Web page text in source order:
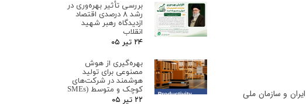
و سازمان ملی
بررسی تأثیر بهره‌وری در
رشد ۸ درصدی اقتصاد
ازدیدگاه رهبر شهید
انقلاب
۲۴ تیر ۰۵
بهره‌گیری از هوش
مصنوعی برای تولید
هوشمند در شرکت‌های
کوچک و متوسط (SMEs
۲۲ تیر ۰۵